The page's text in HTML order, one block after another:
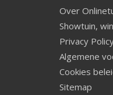
Over
Showtuin,
Privacy
Algemene
Cookies
Sitemap